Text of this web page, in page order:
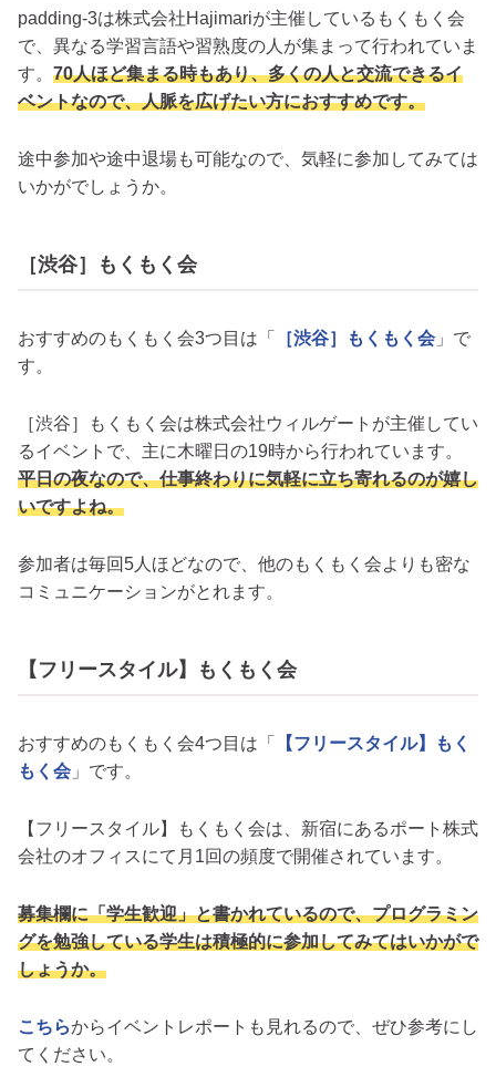
padding-3は株式会社Hajimariが主催しているもくもく会
で、異なる学習言語や習熟度の人が集まって行われていま
す。 70人ほど集まる時もあり、多くの人と交流できるイ
ベントなので、人脈を広げたい方におすすめです。
途中参加や途中退場も可能なので、気軽に参加してみては
いかがでしょうか。
［渋谷］もくもく会
おすすめのもくもく会3つ目は「 ［渋谷］もくもく会 」で
す。
［渋谷］もくもく会は株式会社ウィルゲートが主催してい
るイベントで、主に木曜日の19時から行われています。
平日の夜なので、仕事終わりに気軽に立ち寄れるのが嬉し
いですよね。
参加者は毎回5人ほどなので、他のもくもく会よりも密な
コミュニケーションがとれます。
【フリースタイル】もくもく会
おすすめのもくもく会4つ目は「
【フリースタイル】もく
もく会 」です。
【フリースタイル】もくもく会は、新宿にあるポート株式
会社のオフィスにて月1回の頻度で開催されています。
募集欄に「学生歓迎」と書かれているので、プログラミン
グを勉強している学生は積極的に参加してみてはいかがで
しょうか。
こちらからイベントレポートも見れるので、ぜひ参考にし
てください。